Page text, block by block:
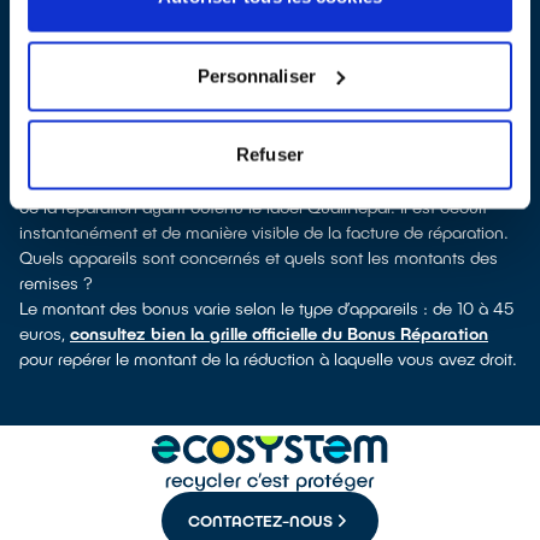
Personnaliser
Refuser
labellisés QualiRépar. En cliquant sur la fiche détaillée du
réparateur, vous verrez pour quels types d’appareils ce
électroménager, télé, smartphone, outils électriques : à chaque
famille d’appareils son réparateur spécialisé et labellisé
QualiRépar.
Comment bénéficier du Bonus Réparation à Plumeliau Bieuzy ?
Le Bonus Réparation est en vigueur chez tous les professionnels
de la réparation ayant obtenu le label QualiRépar. Il est déduit
instantanément et de manière visible de la facture de réparation.
Quels appareils sont concernés et quels sont les montants des
remises ?
Le montant des bonus varie selon le type d’appareils : de 10 à 45
euros, consultez bien la grille officielle du Bonus Réparation
pour repérer le montant de la réduction à laquelle vous avez droit.
CONTACTEZ-NOUS